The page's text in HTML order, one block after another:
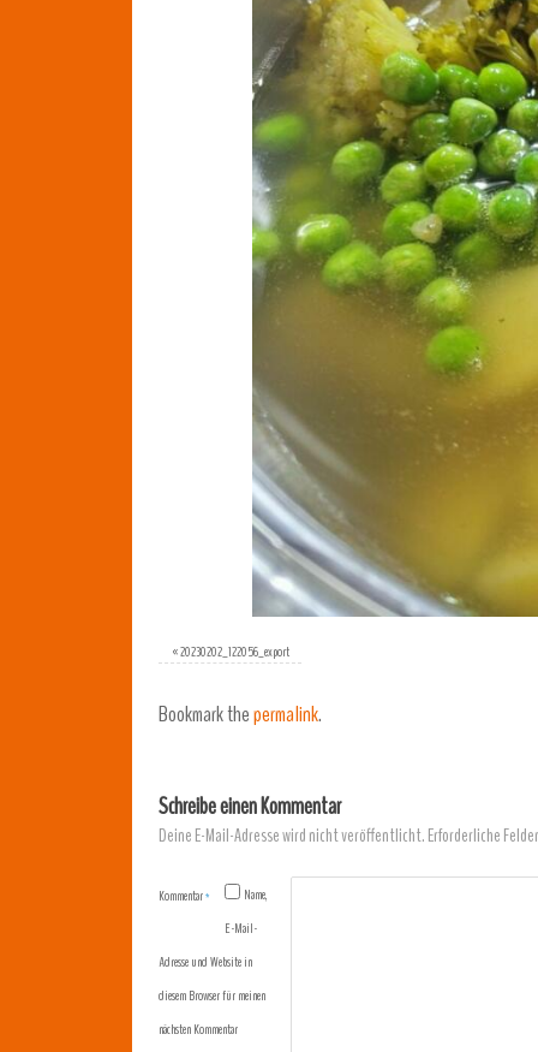
«20230202_122056_export
Bookmark thepermalink.
Schreibe einen Kommentar
Deine E-Mail-Adresse wird nicht veröffentlicht.Erforderliche
Kommentar*
Name,
E-Mail-
Adresse und Website in
diesem Browser für meinen
nächsten Kommentar